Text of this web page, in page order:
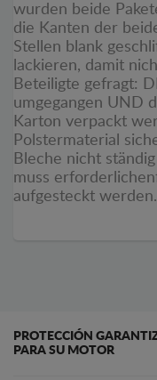
wurden beide
die Kanten der
Stellen blank
lackieren, damit
Beteiligte gefragt:
umgegangen UND
Karton verpackt
Polstermaterial
Bleche nicht
muss
aufgesteckt werden.
PROTECCIÓN
PARA SU MOTOR